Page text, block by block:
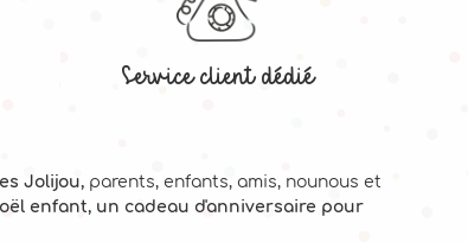
Service client dédié
Jolijou, parents, enfants, amis, nounous et
enfant, un cadeau d'anniversaire pour